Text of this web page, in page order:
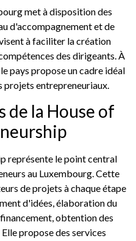
met à disposition des
d'accompagnement et de
à faciliter la création
des dirigeants. À
pays propose un cadre idéal
projets entrepreneuriaux.
de la House of
représente le point central
au Luxembourg. Cette
de projets à chaque étape
d'idées, élaboration du
obtention des
propose des services